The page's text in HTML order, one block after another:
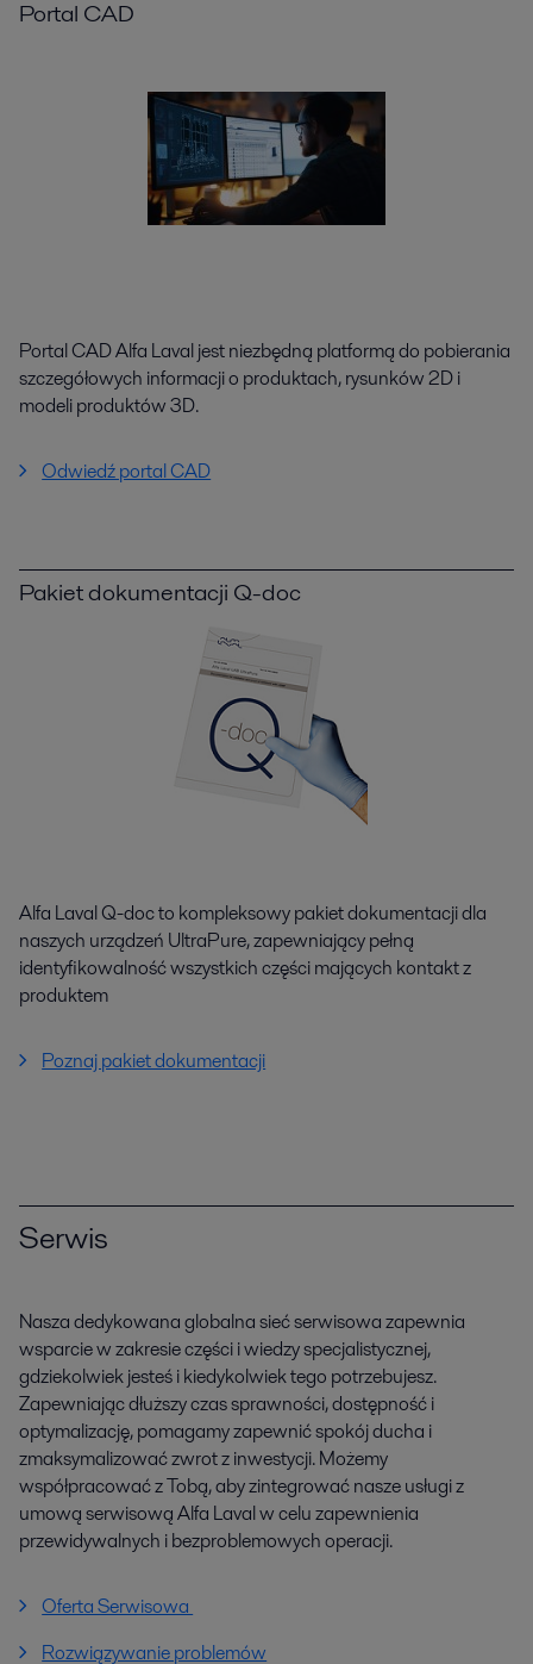
Portal CAD
Portal CAD Alfa Laval jest niezbędną platformą do pobierania
szczegółowych informacji o produktach, rysunków 2D i
modeli produktów 3D.
Odwiedź portal CAD
Pakiet dokumentacji Q-doc
Alfa Laval Q-doc to kompleksowy pakiet dokumentacji dla
naszych urządzeń UltraPure, zapewniający pełną
identyfikowalność wszystkich części mających kontakt z
produktem
Poznaj pakiet dokumentacji
Serwis
Nasza dedykowana globalna sieć serwisowa zapewnia
wsparcie w zakresie części i wiedzy specjalistycznej,
gdziekolwiek jesteś i kiedykolwiek tego potrzebujesz.
Zapewniając dłuższy czas sprawności, dostępność i
optymalizację, pomagamy zapewnić spokój ducha i
zmaksymalizować zwrot z inwestycji. Możemy
współpracować z Tobą, aby zintegrować nasze usługi z
umową serwisową Alfa Laval w celu zapewnienia
przewidywalnych i bezproblemowych operacji.
Oferta Serwisowa
Rozwiązywanie problemów